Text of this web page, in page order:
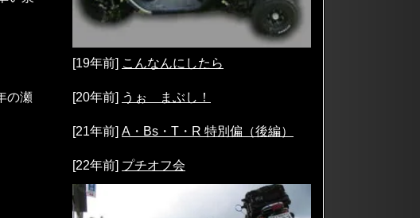
の瀬
[19年前] こんなんにしたら
[20年前] うぉ まぶし！
[21年前] A・Bs・T・R 特別偏（後編）
[22年前] プチオフ会